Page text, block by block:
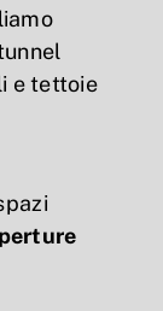
e tettoie